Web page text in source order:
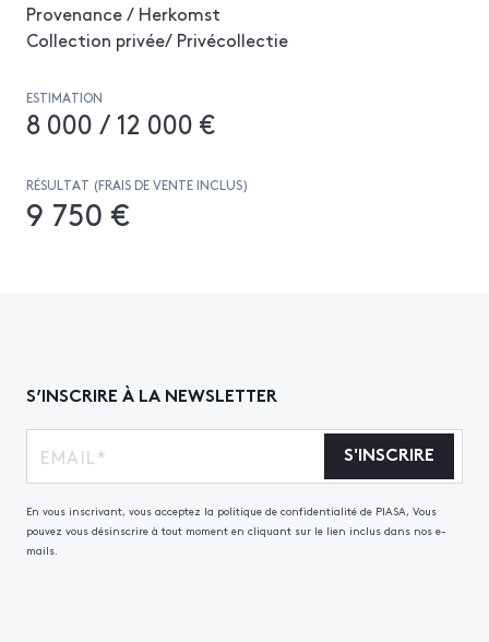
Provenance / Herkomst
Collection privée/ Privécollectie
ESTIMATION
8 000 / 12 000 €
RÉSULTAT (FRAIS DE VENTE INCLUS)
9 750 €
S’INSCRIRE À LA NEWSLETTER
S'INSCRIRE
En vous inscrivant, vous acceptez la politique de confidentialité de PIASA, Vous
pouvez vous désinscrire à tout moment en cliquant sur le lien inclus dans nos e-
mails.